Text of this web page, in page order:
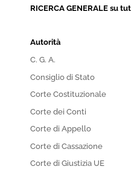
RICERCA GENERALE su
Autorità
C. G. A.
Consiglio di Stato
Corte Costituzionale
Corte dei Conti
Corte di Appello
Corte di Cassazione
Corte di Giustizia UE